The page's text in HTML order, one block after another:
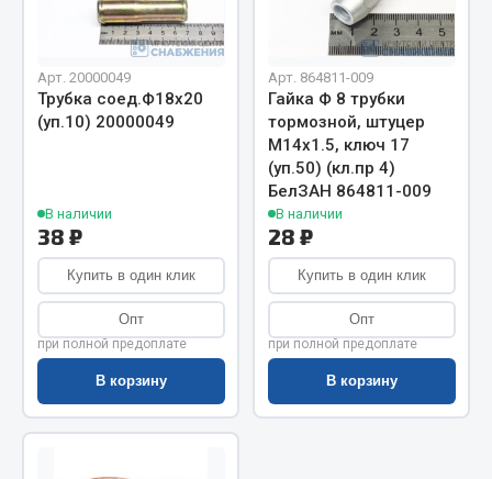
Вилки нагрузочные
Выключатели и переключатели клавишные
Выключатели кнопочные
Выключатель массы
Изолента
Весь раздел
Запчасти на полуприцепы
Амортизаторы для полуприцепов
Весь раздел
Арт. 20000049
Трубка соед.Ф18х20
(уп.10) 20000049
В наличии
38 ₽
Купить в один клик
Опт
при полной предоплате
В корзину
Арт. 864811-009
Гайка Ф 8 трубки
тормозной, штуцер
М14х1.5, ключ 17
(уп.50) (кл.пр 4)
БелЗАН 864811-009
В наличии
28 ₽
Купить в один клик
Опт
при полной предоплате
В корзину